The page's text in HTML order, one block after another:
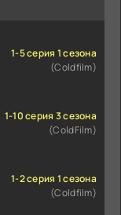
1-5 серия 1 сезона
(Coldfilm)
1-10 серия 3 сезона
(ColdFilm)
1-2 серия 1 сезона
(Coldfilm)